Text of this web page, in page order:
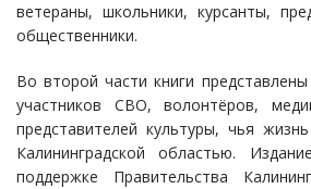
ветераны, школьники, курсанты,
общественники.
Во второй части книги
участников СВО, волонтёров,
представителей культуры, чья
Калининградской областью.
поддержке Правительства